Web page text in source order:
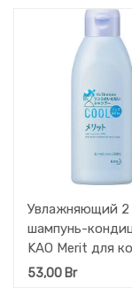
Увлажняющий 2
шампунь-
KAO Merit для
головы,
53,00 Br